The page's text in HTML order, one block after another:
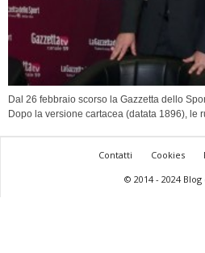
Dal 26 febbraio scorso la Gazzetta dello
Dopo la versione cartacea (datata 1896), le
Contatti Cookies
© 2014 - 2024